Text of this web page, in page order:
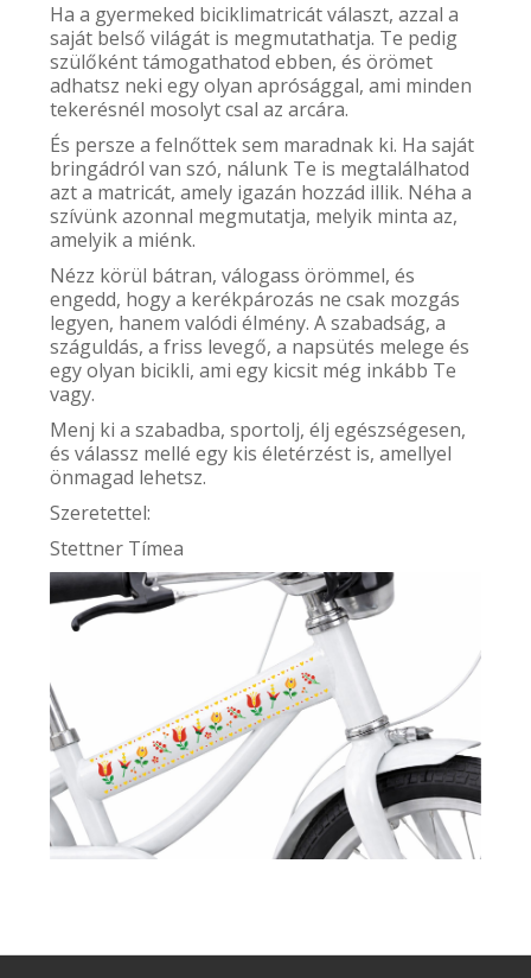
Ha a gyermeked biciklimatricát választ, azzal a
saját belső világát is megmutathatja. Te pedig
szülőként támogathatod ebben, és örömet
adhatsz neki egy olyan aprósággal, ami minden
tekerésnél mosolyt csal az arcára.
És persze a felnőttek sem maradnak ki. Ha saját
bringádról van szó, nálunk Te is megtalálhatod
azt a matricát, amely igazán hozzád illik. Néha a
szívünk azonnal megmutatja, melyik minta az,
amelyik a miénk.
Nézz körül bátran, válogass örömmel, és
engedd, hogy a kerékpározás ne csak mozgás
legyen, hanem valódi élmény. A szabadság, a
száguldás, a friss levegő, a napsütés melege és
egy olyan bicikli, ami egy kicsit még inkább Te
vagy.
Menj ki a szabadba, sportolj, élj egészségesen,
és válassz mellé egy kis életérzést is, amellyel
önmagad lehetsz.
Szeretettel:
Stettner Tímea